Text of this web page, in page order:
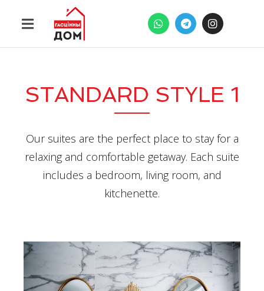
STANDARD STYLE 1
Our suites are the perfect place to stay for a
relaxing and comfortable getaway. Each suite
includes a bedroom, living room, and
kitchenette.